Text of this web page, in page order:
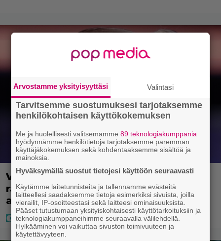
Vappu Pimiä sai huonoa palvelua
ravintolassa – pettyi siellä kahteen
asiaan
Arvostamme yksityisyyttäsi Valintasi
Tarvitsemme suostumuksesi tarjotaksemme
henkilökohtaisen käyttökokemuksen
Me ja huolellisesti valitsemamme89 teknologiakumppania
hyödynnämme henkilötietoja tarjotaksemme paremman
käyttäjäkokemuksen sekä kohdentaaksemme sisältöä ja
mainoksia.
Hyväksymällä suostut tietojesi käyttöön seuraavasti
Käytämme laitetunnisteita ja tallennamme evästeitä
laitteellesi saadaksemme tietoja esimerkiksi sivuista, joilla
vierailit, IP-osoitteestasi sekä laitteesi ominaisuuksista.
Pääset tutustumaan yksityiskohtaisesti käyttötarkoituksiin ja
teknologiakumppaneihimme seuraavalla välilehdellä.
Hylkääminen voi vaikuttaa sivuston toimivuuteen ja
käytettävyyteen.